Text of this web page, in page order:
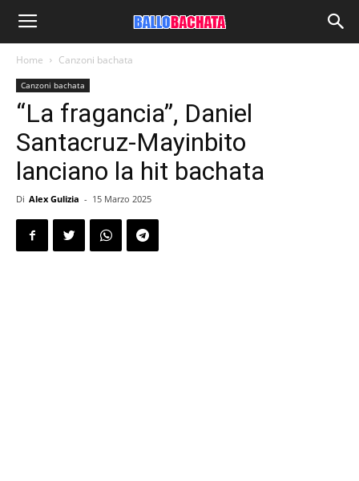
Home Canzoni bachata
Canzoni bachata
“La fragancia”, Daniel
Santacruz-Mayinbito
lanciano la hit bachata
Di Alex Gulizia - 15 Marzo 2025